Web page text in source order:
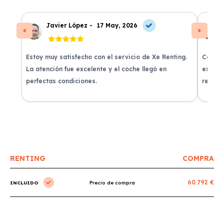
Javier López - 17 May, 2026
Estoy muy satisfecho con el servicio de Xe Renting.
La atención fue excelente y el coche llegó en
perfectas condiciones.
RENTING COMPRA
INCLUIDO Precio de compra 60.792 €